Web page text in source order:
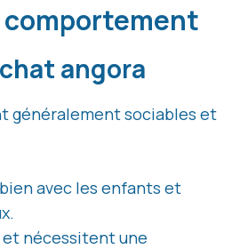
angora
généralement sociables et
avec les enfants et
nécessitent une